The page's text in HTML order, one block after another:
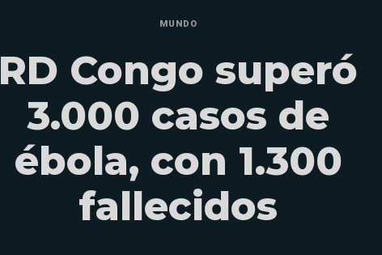
MUNDO
RD Congo superó
3.000 casos de
ébola, con 1.300
fallecidos